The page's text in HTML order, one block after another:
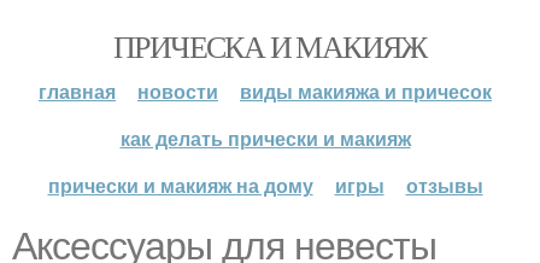
ПРИЧЕСКА И МАКИЯЖ
главная новости
виды макияжа и причесок
как делать прически и макияж
прически и макияж на дому
игры отзывы
Аксессуары для невесты